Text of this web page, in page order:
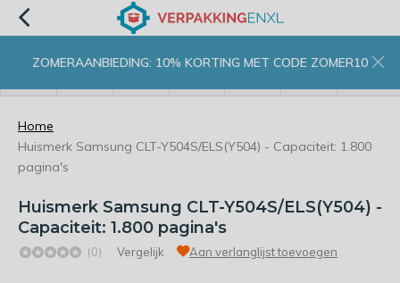
ZOMERAANBIEDING: 10% KORTING MET CODE ZOMER10
Home
Huismerk Samsung CLT-Y504S/ELS(Y504) - Capaciteit: 1.800
pagina's
Huismerk Samsung CLT-Y504S/ELS(Y504) -
Capaciteit: 1.800 pagina's
(0) Vergelijk Aan verlanglijst toevoegen